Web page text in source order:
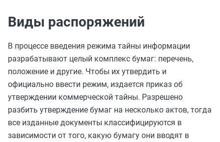
Виды распоряжений
В процессе введения режима тайны информации
разрабатывают целый комплекс бумаг: перечень,
положение и другие. Чтобы их утвердить и
официально ввести режим, издается приказ об
утверждении коммерческой тайны. Разрешено
разбить утверждение бумаг на несколько актов, тогда
все изданные документы классифицируются в
зависимости от того, какую бумагу они вводят в